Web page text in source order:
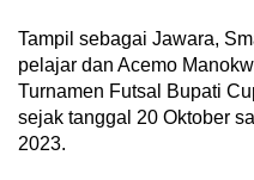
Tampil sebagai Jawara,
pelajar dan Acemo
Turnamen Futsal Bupati
sejak tanggal 20 Oktober
2023.